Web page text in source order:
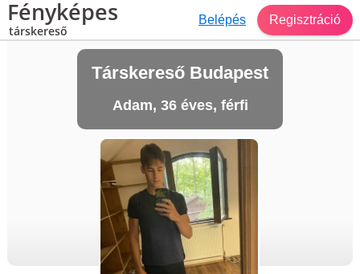
Fényképes
társkereső
Belépés Regisztráció
Társkereső Budapest
Adam, 36 éves, férfi